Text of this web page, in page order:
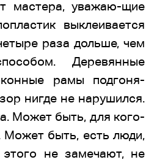
мастера, уважаю-щие
выклеивается
раза дольше, чем
Деревянные
рамы подгоня-
нигде не нарушился.
Может быть, для кого-
Может быть, есть люди,
не замечают, не